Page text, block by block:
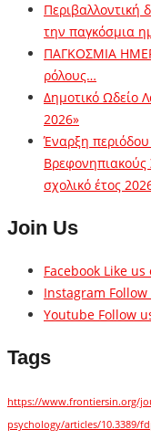
την παγκόσμια
ΠΑΓΚΟΣΜΙΑ
ρόλους…
Δημοτικό Ωδείο
2026»
Έναρξη
σχολικό έτος
Join Us
Facebook Like us
Instagram
Youtube Follow
Tags
https://www.frontiersin.org/
psychology/articles/10.3389/